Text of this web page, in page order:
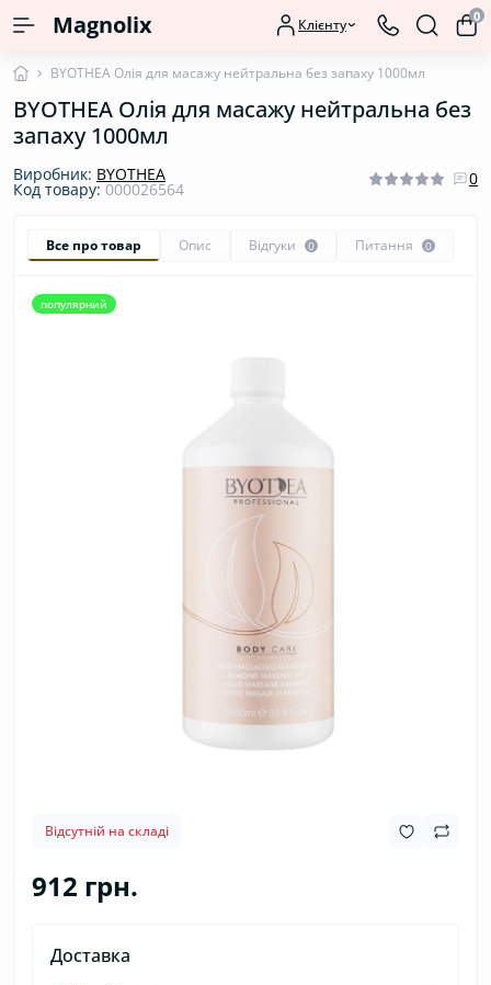
Magnolix Клієнту 0
BYOTHEA Олія для масажу нейтральна без запаху 1000мл
BYOTHEA Олія для масажу нейтральна без
запаху 1000мл
Виробник: BYOTHEA
Код товару:000026564
0
Все про товар Опис Відгуки 0 Питання 0
популярний
Відсутній на складі
912 грн.
Доставка